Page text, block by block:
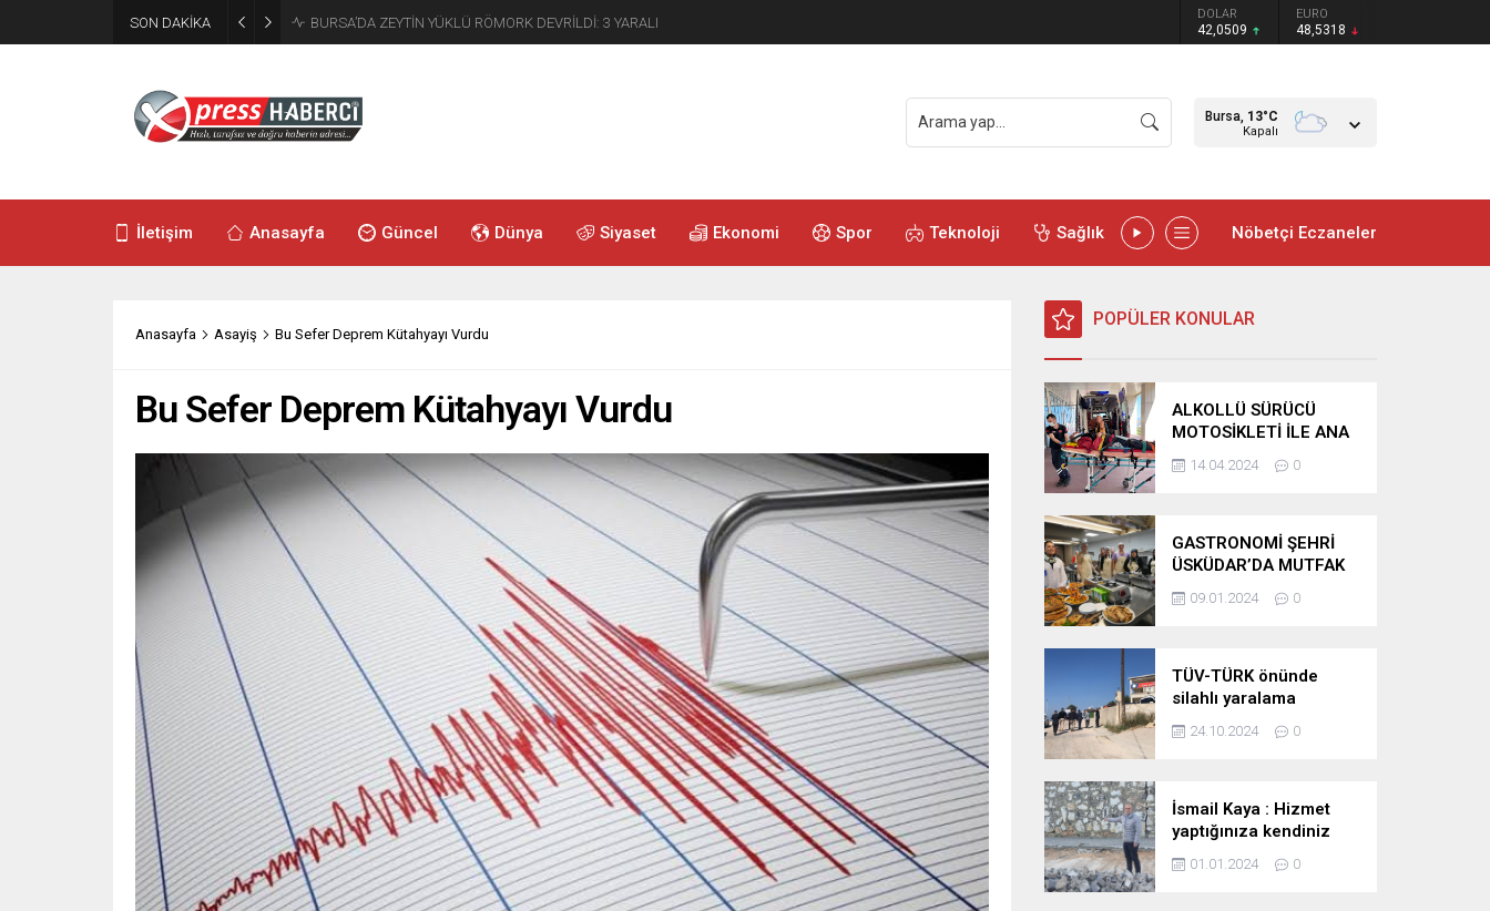
SON DAKİKA ÇÖKEN BİNADAN 4 KİŞİNİN CANSIZ BEDENİ ÇIKARILDI DOLAR
42,0509
EURO
48,5318
Bursa, 13°C
Kapalı
İletişim Anasayfa Güncel Dünya Siyaset Ekonomi Spor Teknoloji Sağlık Nöbetçi Eczaneler
Anasayfa Asayiş Bu Sefer Deprem Kütahyayı Vurdu
Bu Sefer Deprem Kütahyayı Vurdu
POPÜLER KONULAR
ALKOLLÜ SÜRÜCÜ
MOTOSİKLETİ İLE ANA
YOLA ÇIKTI REFÜJE
SAVRULDU
14.04.2024 0
GASTRONOMİ ŞEHRİ
ÜSKÜDAR’DA MUTFAK
SANATLARI AKADEMİSİ
AÇILDI
09.01.2024 0
TÜV-TÜRK önünde
silahlı yaralama
24.10.2024 0
İsmail Kaya : Hizmet
yaptığınıza kendiniz
inanıyormusunuz ?
01.01.2024 0